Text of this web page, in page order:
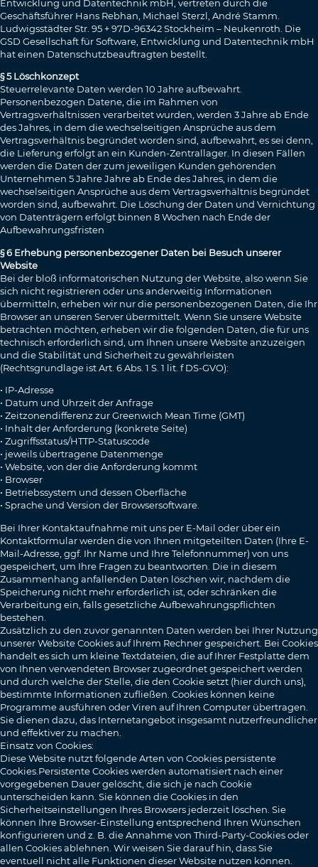
Entwicklung und Datentechnik mbH, vertreten durch die
Geschäftsführer Hans Rebhan, Michael Sterzl, André Stamm.
Ludwigsstädter Str. 95 + 97D-96342 Stockheim – Neukenroth. Die
GSD Gesellschaft für Software, Entwicklung und Datentechnik mbH
hat einen Datenschutzbeauftragten bestellt.
§ 5 Löschkonzept
Steuerrelevante Daten werden 10 Jahre aufbewahrt.
Personenbezogen Datene, die im Rahmen von
Vertragsverhältnissen verarbeitet wurden, werden 3 Jahre ab Ende
des Jahres, in dem die wechselseitigen Ansprüche aus dem
Vertragsverhältnis begründet worden sind, aufbewahrt, es sei denn,
die Lieferung erfolgt an ein Kunden-Zentrallager. In diesen Fällen
werden die Daten der zum jeweiligen Kunden gehörenden
Unternehmen 5 Jahre Jahre ab Ende des Jahres, in dem die
wechselseitigen Ansprüche aus dem Vertragsverhältnis begründet
worden sind, aufbewahrt. Die Löschung der Daten und Vernichtung
von Datenträgern erfolgt binnen 8 Wochen nach Ende der
Aufbewahrungsfristen
§ 6 Erhebung personenbezogener Daten bei Besuch unserer
Website
Bei der bloß informatorischen Nutzung der Website, also wenn Sie
sich nicht registrieren oder uns anderweitig Informationen
übermitteln, erheben wir nur die personenbezogenen Daten, die Ihr
Browser an unseren Server übermittelt. Wenn Sie unsere Website
betrachten möchten, erheben wir die folgenden Daten, die für uns
technisch erforderlich sind, um Ihnen unsere Website anzuzeigen
und die Stabilität und Sicherheit zu gewährleisten
(Rechtsgrundlage ist Art. 6 Abs. 1 S. 1 lit. f DS-GVO):
• IP-Adresse
• Datum und Uhrzeit der Anfrage
• Zeitzonendifferenz zur Greenwich Mean Time (GMT)
• Inhalt der Anforderung (konkrete Seite)
• Zugriffsstatus/HTTP-Statuscode
• jeweils übertragene Datenmenge
• Website, von der die Anforderung kommt
• Browser
• Betriebssystem und dessen Oberfläche
• Sprache und Version der Browsersoftware.
Bei Ihrer Kontaktaufnahme mit uns per E-Mail oder über ein
Kontaktformular werden die von Ihnen mitgeteilten Daten (Ihre E-
Mail-Adresse, ggf. Ihr Name und Ihre Telefonnummer) von uns
gespeichert, um Ihre Fragen zu beantworten. Die in diesem
Zusammenhang anfallenden Daten löschen wir, nachdem die
Speicherung nicht mehr erforderlich ist, oder schränken die
Verarbeitung ein, falls gesetzliche Aufbewahrungspflichten
bestehen.
Zusätzlich zu den zuvor genannten Daten werden bei Ihrer Nutzung
unserer Website Cookies auf Ihrem Rechner gespeichert. Bei Cookies
handelt es sich um kleine Textdateien, die auf Ihrer Festplatte dem
von Ihnen verwendeten Browser zugeordnet gespeichert werden
und durch welche der Stelle, die den Cookie setzt (hier durch uns),
bestimmte Informationen zufließen. Cookies können keine
Programme ausführen oder Viren auf Ihren Computer übertragen.
Sie dienen dazu, das Internetangebot insgesamt nutzerfreundlicher
und effektiver zu machen.
Einsatz von Cookies:
Diese Website nutzt folgende Arten von Cookies persistente
Cookies.Persistente Cookies werden automatisiert nach einer
vorgegebenen Dauer gelöscht, die sich je nach Cookie
unterscheiden kann. Sie können die Cookies in den
Sicherheitseinstellungen Ihres Browsers jederzeit löschen. Sie
können Ihre Browser-Einstellung entsprechend Ihren Wünschen
konfigurieren und z. B. die Annahme von Third-Party-Cookies oder
allen Cookies ablehnen. Wir weisen Sie darauf hin, dass Sie
eventuell nicht alle Funktionen dieser Website nutzen können.